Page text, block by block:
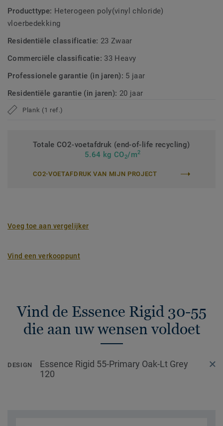
Producttype: Heterogeen poly(vinyl chloride)
vloerbedekking
Residentiële classificatie: 23 Zwaar
Commerciële classificatie: 33 Heavy
Professionele garantie (in jaren): 5 jaar
Residentiële garantie (in jaren): 20 jaar
Plank (1 ref.)
Totale CO2-voetafdruk (end-of-life recycling)
5.64 kg CO2/m2
CO2-VOETAFDRUK VAN MIJN PROJECT
Voeg toe aan vergelijker
Vind een verkooppunt
Vind de Essence Rigid 30-55
die aan uw wensen voldoet
DESIGN
Essence Rigid 55-Primary Oak-Lt Grey
120